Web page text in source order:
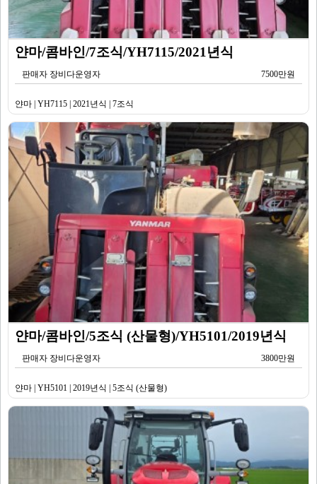
얀마/콤바인/7조식/YH7115/2021년식
판매자 장비다운영자 7500만원
얀마 | YH7115 | 2021년식 | 7조식
얀마/콤바인/5조식 (산물형)/YH5101/2019년식
판매자 장비다운영자 3800만원
얀마 | YH5101 | 2019년식 | 5조식 (산물형)